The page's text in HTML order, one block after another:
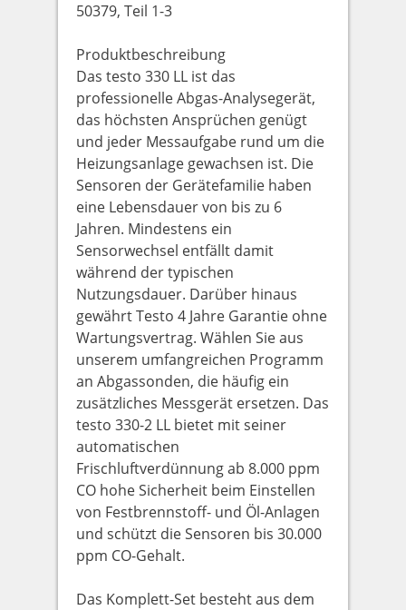
50379, Teil 1-3
Produktbeschreibung
Das testo 330 LL ist das
professionelle Abgas-Analysegerät,
das höchsten Ansprüchen genügt
und jeder Messaufgabe rund um die
Heizungsanlage gewachsen ist. Die
Sensoren der Gerätefamilie haben
eine Lebensdauer von bis zu 6
Jahren. Mindestens ein
Sensorwechsel entfällt damit
während der typischen
Nutzungsdauer. Darüber hinaus
gewährt Testo 4 Jahre Garantie ohne
Wartungsvertrag. Wählen Sie aus
unserem umfangreichen Programm
an Abgassonden, die häufig ein
zusätzliches Messgerät ersetzen. Das
testo 330-2 LL bietet mit seiner
automatischen
Frischluftverdünnung ab 8.000 ppm
CO hohe Sicherheit beim Einstellen
von Festbrennstoff- und Öl-Anlagen
und schützt die Sensoren bis 30.000
ppm CO-Gehalt.
Das Komplett-Set besteht aus dem